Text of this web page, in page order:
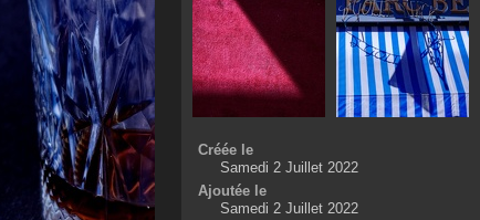
Créée le
Samedi 2 Juillet 2022
Ajoutée le
Samedi 2 Juillet 2022